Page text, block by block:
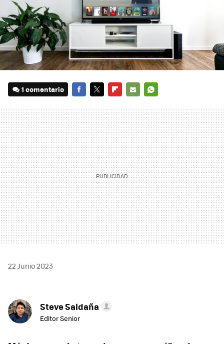
1 comentario
MAIL
22 Junio 2023
Steve Saldaña
Editor Senior